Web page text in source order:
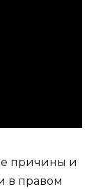
причины и
в правом